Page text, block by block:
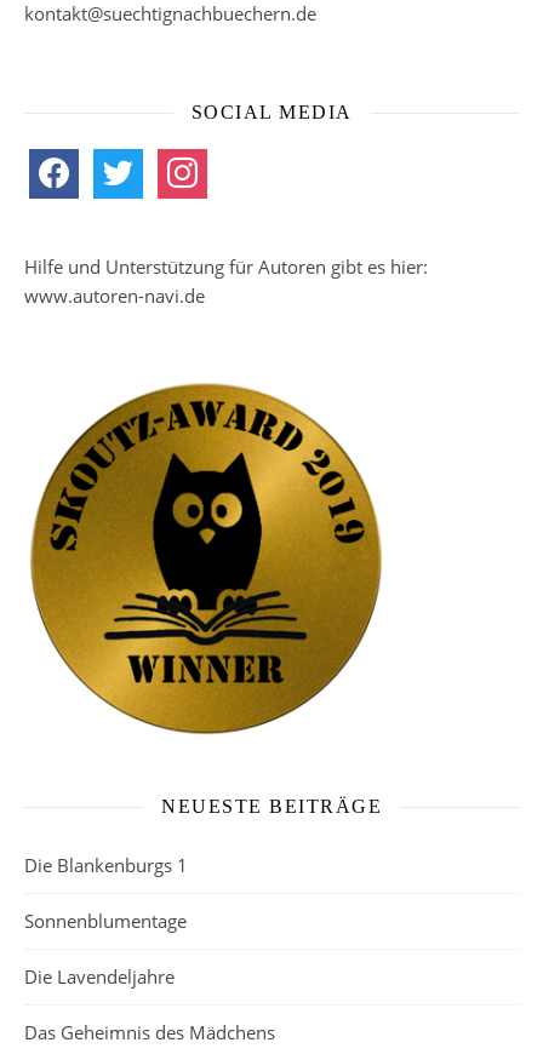
kontakt@suechtignachbuechern.de
SOCIAL MEDIA
facebook twitter instagram
Hilfe und Unterstützung für Autoren gibt es hier:
www.autoren-navi.de
NEUESTE BEITRÄGE
Die Blankenburgs 1
Sonnenblumentage
Die Lavendeljahre
Das Geheimnis des Mädchens